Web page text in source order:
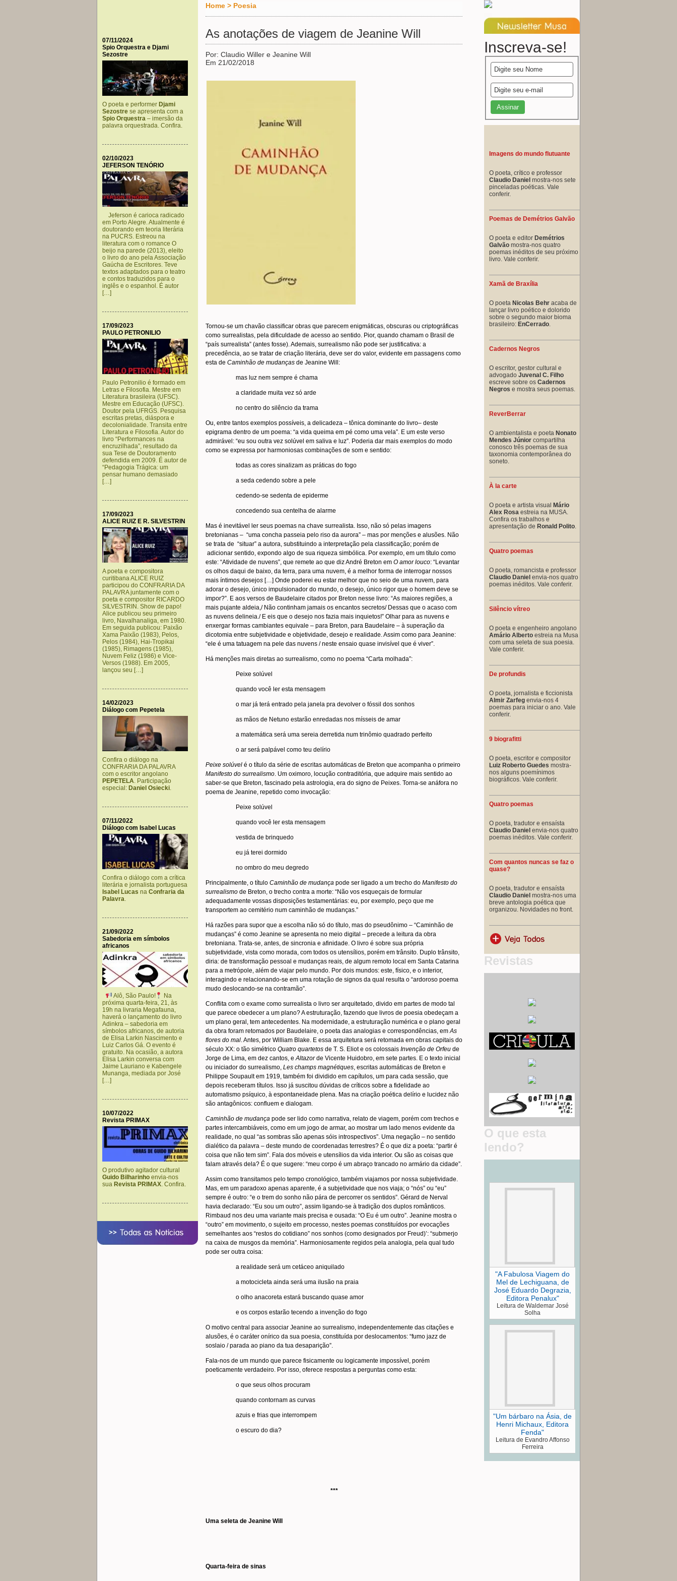
07/11/2024
Spio Orquestra e Djami
Sezostre
O poeta e performer Djami
Sezostre se apresenta com a
Spio Orquestra – imersão da
palavra orquestrada. Confira.
02/10/2023
JEFERSON TENÓRIO
Jeferson é carioca radicado
em Porto Alegre. Atualmente é
doutorando em teoria literária
na PUCRS. Estreou na
literatura com o romance O
beijo na parede (2013), eleito
o livro do ano pela Associação
Gaúcha de Escritores. Teve
textos adaptados para o teatro
e contos traduzidos para o
inglês e o espanhol. É autor
[…]
17/09/2023
PAULO PETRONILIO
Paulo Petronilio é formado em
Letras e Filosofia. Mestre em
Literatura brasileira (UFSC).
Mestre em Educação (UFSC).
Doutor pela UFRGS. Pesquisa
escritas pretas, diáspora e
decolonialidade. Transita entre
Literatura e Filosofia. Autor do
livro “Performances na
encruzilhada”, resultado da
sua Tese de Doutoramento
defendida em 2009. É autor de
“Pedagogia Trágica: um
pensar humano demasiado
[…]
17/09/2023
ALICE RUIZ E R. SILVESTRIN
A poeta e compositora
curitibana ALICE RUIZ
participou do CONFRARIA DA
PALAVRA juntamente com o
poeta e compositor RICARDO
SILVESTRIN. Show de papo!
Alice publicou seu primeiro
livro, Navalhanaliga, em 1980.
Em seguida publicou: Paixão
Xama Paixão (1983), Pelos,
Pelos (1984), Hai-Tropikai
(1985), Rimagens (1985),
Nuvem Feliz (1986) e Vice-
Versos (1988). Em 2005,
lançou seu […]
14/02/2023
Diálogo com Pepetela
Confira o diálogo na
CONFRARIA DA PALAVRA
com o escritor angolano
PEPETELA. Participação
especial: Daniel Osiecki.
07/11/2022
Diálogo com Isabel Lucas
Confira o diálogo com a crítica
literária e jornalista portuguesa
Isabel Lucas na Confraria da
Palavra.
21/09/2022
Sabedoria em símbolos
africanos
Alô, São Paulo!
Na
próxima quarta-feira, 21, às
19h na livraria Megafauna,
haverá o lançamento do livro
Adinkra – sabedoria em
símbolos africanos, de autoria
de Elisa Larkin Nascimento e
Luiz Carlos Gá. O evento é
gratuito. Na ocasião, a autora
Elisa Larkin conversa com
Jaime Lauriano e Kabengele
Munanga, mediada por José
[…]
10/07/2022
Revista PRIMAX
O produtivo agitador cultural
Guido Bilharinho envia-nos
sua Revista PRIMAX. Confira.
Home > Poesia
As anotações de viagem de Jeanine Will
Por: Claudio Willer e Jeanine Will
Em 21/02/2018
Tornou-se um chavão classificar obras que parecem enigmáticas, obscuras ou criptográficas
como surrealistas, pela dificuldade de acesso ao sentido. Pior, quando chamam o Brasil de
“país surrealista” (antes fosse). Ademais, surrealismo não pode ser justificativa: a
precedência, ao se tratar de criação literária, deve ser do valor, evidente em passagens como
esta de Caminhão de mudanças de Jeanine Will:
mas luz nem sempre é chama
a claridade muita vez só arde
no centro do silêncio da trama
Ou, entre tantos exemplos possíveis, a delicadeza – tônica dominante do livro– deste
epigrama dentro de um poema: “a vida queima em pé como uma vela”. E um este verso
admirável: “eu sou outra vez solúvel em saliva e luz”. Poderia dar mais exemplos do modo
como se expressa por harmoniosas combinações de som e sentido:
todas as cores sinalizam as práticas do fogo
a seda cedendo sobre a pele
cedendo-se sedenta de epiderme
concedendo sua centelha de alarme
Mas é inevitável ler seus poemas na chave surrealista. Isso, não só pelas imagens
bretonianas – “uma concha passeia pelo riso da aurora” – mas por menções e alusões. Não
se trata de “situar” a autora, substituindo a interpretação pela classificação; porém de
adicionar sentido, expondo algo de sua riqueza simbólica. Por exemplo, em um título como
este: “Atividade de nuvens”, que remete ao que diz André Breton em O amor louco: “Levantar
os olhos daqui de baixo, da terra, para uma nuvem, é a melhor forma de interrogar nossos
mais íntimos desejos […] Onde poderei eu estar melhor que no seio de uma nuvem, para
adorar o desejo, único impulsionador do mundo, o desejo, único rigor que o homem deve se
impor?”. E aos versos de Baudelaire citados por Breton nesse livro: “As maiores regiões, a
mais pujante aldeia,/ Não continham jamais os encantos secretos/ Dessas que o acaso com
as nuvens delineia./ E eis que o desejo nos fazia mais inquietos!” Olhar para as nuvens e
enxergar formas cambiantes equivale – para Breton, para Baudelaire – à superação da
dicotomia entre subjetividade e objetividade, desejo e realidade. Assim como para Jeanine:
“ele é uma tatuagem na pele das nuvens / neste ensaio quase invisível que é viver”.
Há menções mais diretas ao surrealismo, como no poema “Carta molhada”:
Peixe solúvel
quando você ler esta mensagem
o mar já terá entrado pela janela pra devolver o fóssil dos sonhos
as mãos de Netuno estarão enredadas nos mísseis de amar
a matemática será uma sereia derretida num trinômio quadrado perfeito
o ar será palpável como teu delírio
Peixe solúvel é o título da série de escritas automáticas de Breton que acompanha o primeiro
Manifesto do surrealismo. Um oximoro, locução contraditória, que adquire mais sentido ao
saber-se que Breton, fascinado pela astrologia, era do signo de Peixes. Torna-se anáfora no
poema de Jeanine, repetido como invocação:
Peixe solúvel
quando você ler esta mensagem
vestida de brinquedo
eu já terei dormido
no ombro do meu degredo
Principalmente, o título Caminhão de mudança pode ser ligado a um trecho do Manifesto do
surrealismo de Breton, o trecho contra a morte: “Não vos esqueçais de formular
adequadamente vossas disposições testamentárias: eu, por exemplo, peço que me
transportem ao cemitério num caminhão de mudanças.”
Há razões para supor que a escolha não só do título, mas do pseudônimo – “Caminhão de
mudanças” é como Jeanine se apresenta no meio digital – precede a leitura da obra
bretoniana. Trata-se, antes, de sincronia e afinidade. O livro é sobre sua própria
subjetividade, vista como morada, com todos os utensílios, porém em trânsito. Duplo trânsito,
diria: de transformação pessoal e mudanças reais, de algum remoto local em Santa Catarina
para a metrópole, além de viajar pelo mundo. Por dois mundos: este, físico, e o interior,
interagindo e relacionando-se em uma rotação de signos da qual resulta o “ardoroso poema
mudo deslocando-se na contramão”.
Conflita com o exame como surrealista o livro ser arquitetado, divido em partes de modo tal
que parece obedecer a um plano? A estruturação, fazendo que livros de poesia obedeçam a
um plano geral, tem antecedentes. Na modernidade, a estruturação numérica e o plano geral
da obra foram retomados por Baudelaire, o poeta das analogias e correspondências, emAs
flores do mal. Antes, por William Blake. E essa arquitetura será retomada em obras capitais do
século XX: o tão simétrico Quatro quartetos de T. S. Eliot e os colossais Invenção de Orfeu de
Jorge de Lima, em dez cantos, eAltazorde Vicente Huidobro, em sete partes. E o texto inicial
ou iniciador do surrealismo, Les champs magnétiques, escritas automáticas de Breton e
Philippe Soupault em 1919, também foi dividido em capítulos, um para cada sessão, que
depois receberam títulos. Isso já suscitou dúvidas de críticos sobre a fidelidade ao
automatismo psíquico, à espontaneidade plena. Mas na criação poética delírio e lucidez não
são antagônicos: confluem e dialogam.
Caminhão de mudança pode ser lido como narrativa, relato de viagem, porém com trechos e
partes intercambiáveis, como em um jogo de armar, ao mostrar um lado menos evidente da
realidade, no qual “as sombras são apenas sóis introspectivos”. Uma negação – no sentido
dialético da palavra – deste mundo de coordenadas terrestres? É o que diz a poeta: “partir é
coisa que não tem sim”. Fala dos móveis e utensílios da vida interior. Ou são as coisas que
falam através dela? É o que sugere: “meu corpo é um abraço trancado no armário da cidade”.
Assim como transitamos pelo tempo cronológico, também viajamos por nossa subjetividade.
Mas, em um paradoxo apenas aparente, é a subjetividade que nos viaja; o “nós” ou “eu”
sempre é outro: “e o trem do sonho não pára de percorrer os sentidos”. Gérard de Nerval
havia declarado: “Eu sou um outro”, assim ligando-se à tradição dos duplos românticos.
Rimbaud nos deu uma variante mais precisa e ousada: “O Eu é um outro”. Jeanine mostra o
“outro” em movimento, o sujeito em processo, nestes poemas constituídos por evocações
semelhantes aos “restos do cotidiano” nos sonhos (como designados por Freud)’: “submerjo
na caixa de musgos da memória”. Harmoniosamente regidos pela analogia, pela qual tudo
pode ser outra coisa:
a realidade será um cetáceo aniquilado
a motocicleta ainda será uma ilusão na praia
o olho anacoreta estará buscando quase amor
e os corpos estarão tecendo a invenção do fogo
O motivo central para associar Jeanine ao surrealismo, independentemente das citações e
alusões, é o caráter onírico da sua poesia, constituída por deslocamentos: “fumo jazz de
soslaio / parada ao piano da tua desaparição”.
Fala-nos de um mundo que parece fisicamente ou logicamente impossível, porém
poeticamente verdadeiro. Por isso, oferece respostas a perguntas como esta:
o que seus olhos procuram
quando contornam as curvas
azuis e frias que interrompem
o escuro do dia?
***
Uma seleta de Jeanine Will
Quarta-feira de sinas
Inscreva-se!
Imagens do mundo flutuante
O poeta, crítico e professor
Claudio Daniel mostra-nos sete
pinceladas poéticas. Vale
conferir.
Poemas de Demétrios Galvão
O poeta e editor Demétrios
Galvão mostra-nos quatro
poemas inéditos de seu próximo
livro. Vale conferir.
Xamã de Braxília
O poeta Nicolas Behr acaba de
lançar livro poético e dolorido
sobre o segundo maior bioma
brasileiro: EnCerrado
Cadernos Negros
O escritor, gestor cultural e
advogado Juvenal C. Filho
escreve sobre os Cadernos
Negros e mostra seus poemas.
ReverBerrar
O ambientalista e poeta Nonato
Mendes Júnior compartilha
conosco três poemas de sua
taxonomia contemporânea do
soneto.
À la carte
O poeta e artista visual Mário
Alex Rosa estreia na MUSA.
Confira os trabalhos e
apresentação de Ronald Polito
Quatro poemas
O poeta, romancista e professor
Claudio Daniel envia-nos quatro
poemas inéditos. Vale conferir.
Silêncio vítreo
O poeta e engenheiro angolano
Amário Alberto estreia na Musa
com uma seleta de sua poesia.
Vale conferir.
De profundis
O poeta, jornalista e ficcionista
Almir Zarfeg envia-nos 4
poemas para iniciar o ano. Vale
conferir.
9 biografitti
O poeta, escritor e compositor
Luiz Roberto Guedes mostra-
nos alguns poemínimos
biográficos. Vale conferir.
Quatro poemas
O poeta, tradutor e ensaísta
Claudio Daniel envia-nos quatro
poemas inéditos. Vale conferir.
Com quantos nuncas se faz o
quase?
O poeta, tradutor e ensaísta
Claudio Daniel mostra-nos uma
breve antologia poética que
organizou. Novidades no front.
Revistas
O que esta
lendo?
"A Fabulosa Viagem do
Mel de Lechiguana, de
José Eduardo Degrazia,
Editora Penalux"
Leitura de Waldemar José
Solha
"Um bárbaro na Ásia, de
Henri Michaux, Editora
Fenda"
Leitura de Evandro Affonso
Ferreira